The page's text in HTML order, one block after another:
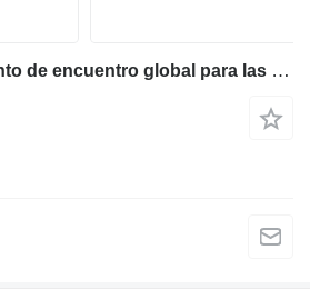
WOODTECH: ¡El punto de encuentro global para las tecnologías de la madera!